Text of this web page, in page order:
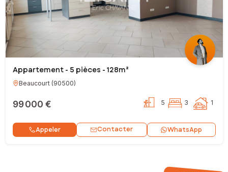
Appartement - 5 pièces - 128m²
Beaucourt(90500)
99 000 € 5 3 1
Appeler Contacter WhatsApp